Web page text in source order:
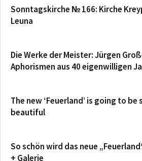
Sonntagskirche № 166: Kirche
Leuna
Die Werke der Meister: Jürgen
Aphorismen aus 40 eigenwilligen
The new ‘Feuerland’ is going to be
beautiful
So schön wird das neue
+ Galerie